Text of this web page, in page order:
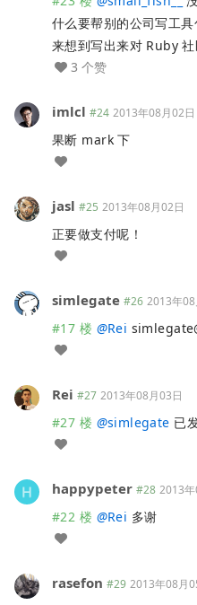
什么要帮别的公司写工
来想到写出来对 Ruby 社
3 个赞
imlcl #24 2013年08月02日
果断 mark 下
jasl #25 2013年08月02日
正要做支付呢！
simlegate #26 2013年08
#17 楼 @Rei
Rei #27 2013年08月03日
#27 楼 @simlegate 已
happypeter #28 2013
#22 楼 @Rei 多谢
rasefon #29 2013年08月